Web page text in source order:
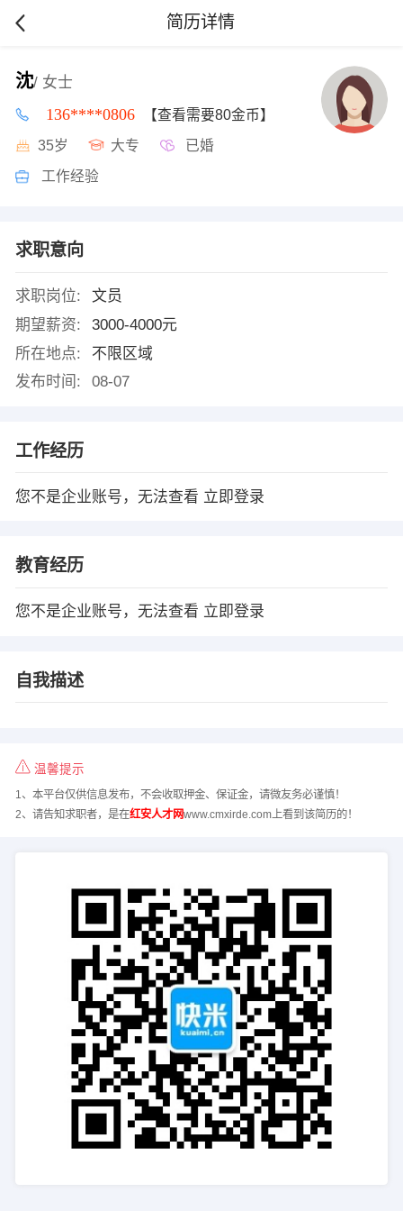
简历详情
沈/ 女士
136****0806 【查看需要80金币】
35岁 大专 已婚
工作经验
求职意向
求职岗位:
文员
期望薪资:
3000-4000元
所在地点:
不限区域
发布时间:
08-07
工作经历
您不是企业账号，无法查看 立即登录
教育经历
您不是企业账号，无法查看 立即登录
自我描述
温馨提示
1、本平台仅供信息发布，不会收取押金、保证金，请微友务必谨慎！
2、请告知求职者，是在红安人才网www.cmxirde.com上看到该简历的！